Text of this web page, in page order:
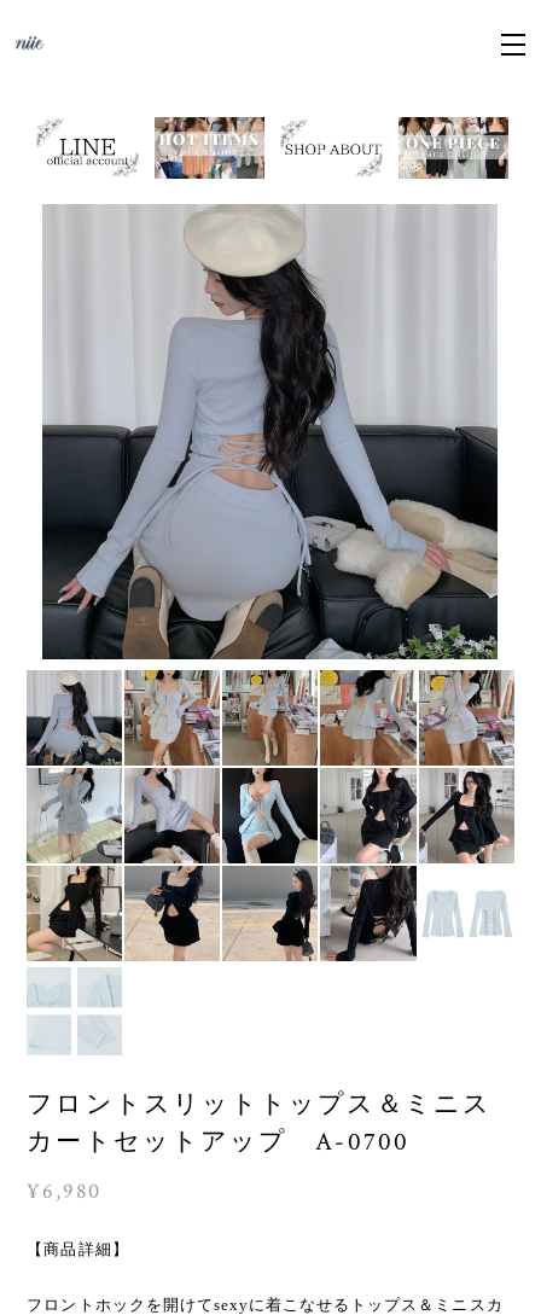
フロントスリットトップス＆ミニス
カートセットアップ A-0700
¥6,980
【商品詳細】
フロントホックを開けてsexyに着こなせるトップス＆ミニスカ